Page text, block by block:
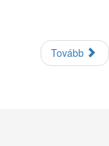
Tovább